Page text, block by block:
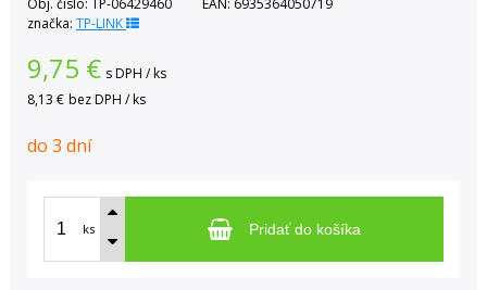
Obj. čislo: TP-06429460 EAN: 6935364050719
značka: TP-LINK
9,75 € s DPH / ks
8,13 € bez DPH / ks
do 3 dní
ks Pridať do košíka